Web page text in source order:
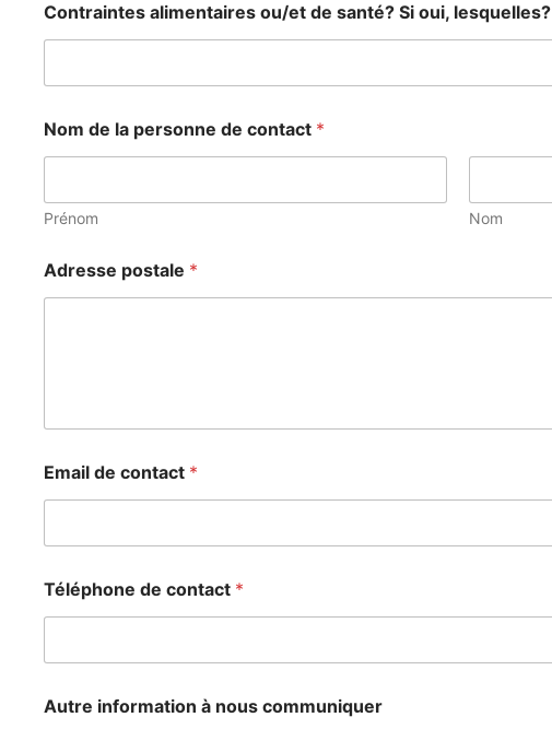
l
e
q
e
l
l
s
?
u
Contraintes alimentaires ou/et de santé? Si oui, lesquelles?
Nom de la personne de contact *
Prénom Nom
Adresse postale *
Email de contact *
Téléphone de contact *
Autre information à nous communiquer